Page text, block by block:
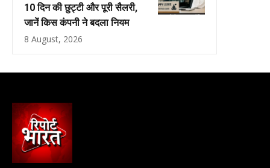
10 दिन की छुट्टी और पूरी सैलरी,
जानें किस कंपनी ने बदला नियम
8 August, 2026